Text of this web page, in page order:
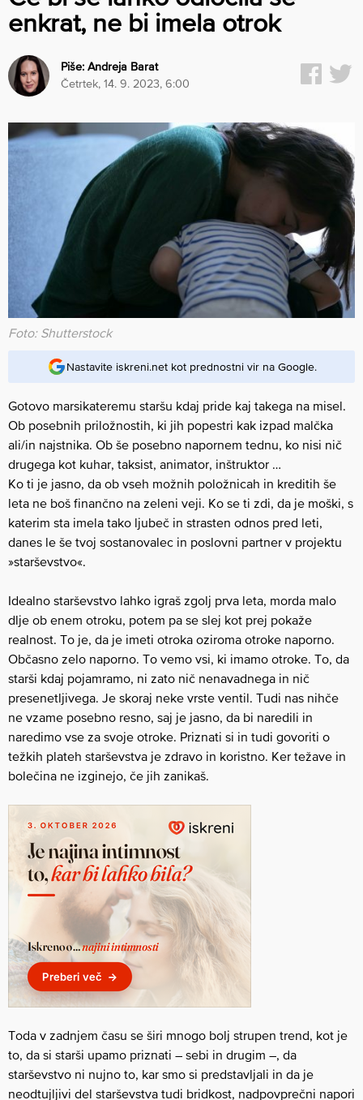
enkrat, ne bi imela otrok
Piše:Andreja Barat
četrtek, 14. 9. 2023, 6:00
Foto: Shutterstock
Nastavite iskreni.net kot prednostni vir na Google.
Gotovo marsikateremu staršu kdaj pride kaj takega na misel.
Ob posebnih priložnostih, ki jih popestri kak izpad malčka
ali/in najstnika. Ob še posebno napornem tednu, ko nisi nič
drugega kot kuhar, taksist, animator, inštruktor …
Ko ti je jasno, da ob vseh možnih položnicah in kreditih še
leta ne boš finančno na zeleni veji. Ko se ti zdi, da je moški, s
katerim sta imela tako ljubeč in strasten odnos pred leti,
danes le še tvoj sostanovalec in poslovni partner v projektu
»starševstvo«.
Idealno starševstvo lahko igraš zgolj prva leta, morda malo
dlje ob enem otroku, potem pa se slej kot prej pokaže
realnost. To je, da je imeti otroka oziroma otroke naporno.
Občasno zelo naporno. To vemo vsi, ki imamo otroke. To, da
starši kdaj pojamramo, ni zato nič nenavadnega in nič
presenetljivega. Je skoraj neke vrste ventil. Tudi nas nihče
ne vzame posebno resno, saj je jasno, da bi naredili in
naredimo vse za svoje otroke. Priznati si in tudi govoriti o
težkih plateh starševstva je zdravo in koristno. Ker težave in
bolečina ne izginejo, če jih zanikaš.
Toda v zadnjem času se širi mnogo bolj strupen trend, kot je
to, da si starši upamo priznati – sebi in drugim –, da
starševstvo ni nujno to, kar smo si predstavljali in da je
neodtujljivi del starševstva tudi bridkost, nadpovprečni napori